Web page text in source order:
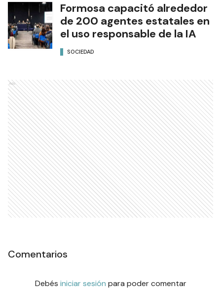
Formosa capacitó alrededor
de 200 agentes estatales en
el uso responsable de la IA
SOCIEDAD
Ads
Comentarios
Debés iniciar sesión para poder comentar